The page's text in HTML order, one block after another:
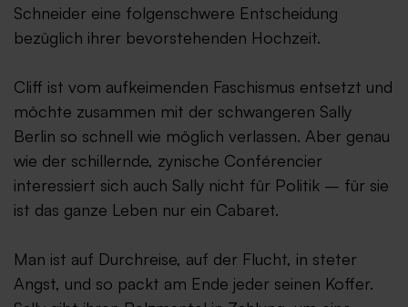
Schneider eine folgenschwere Entscheidung
bezüglich ihrer bevorstehenden Hochzeit.
Cliff ist vom aufkeimenden Faschismus entsetzt und
möchte zusammen mit der schwangeren Sally
Berlin so schnell wie möglich verlassen. Aber genau
wie der schillernde, zynische Conférencier
interessiert sich auch Sally nicht für Politik – für sie
ist das ganze Leben nur ein Cabaret.
Man ist auf Durchreise, auf der Flucht, in steter
Angst, und so packt am Ende jeder seinen Koffer.